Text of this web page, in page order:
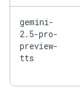
gemini-
2.5-pro-
preview-
tts